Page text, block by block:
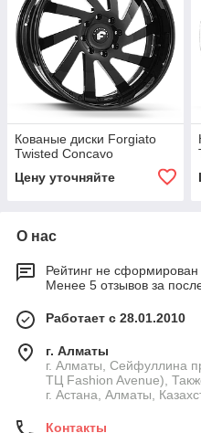
Кованые диски Forgiato
Twisted Concavo
Цену уточняйте
О нас
Рейтинг не сформирован
Менее 5 отзывов за
Работает с 28.01.2010
г. Алматы
г. Алматы, Сейфуллина
ТЦ Fashion Avenue),
г. Астана, Алматы,
Контакты